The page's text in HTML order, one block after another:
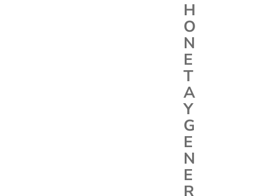
H
O
N
E
T
A
Y
G
E
N
E
R